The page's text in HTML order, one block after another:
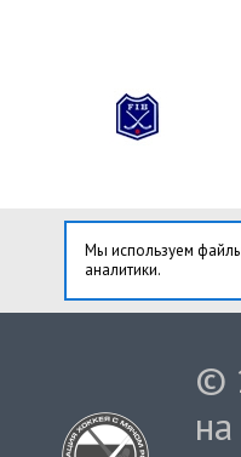
Мы используем
аналитики.
©
на